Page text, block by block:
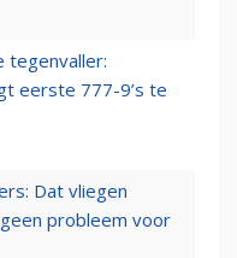
tegenvaller:
eerste 777-9’s te
Dat vliegen
probleem voor